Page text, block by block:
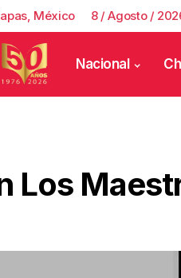
México 8 / Agosto /
Nacional
Los